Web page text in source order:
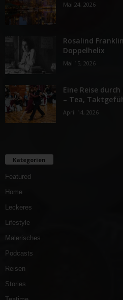
Mai 24, 2026
Rosalind
Doppelhelix
Mai 15, 2026
Eine Reise
– Tea,
April 14, 2026
Kategorien
Featured
Home
Leckeres
Lifestyle
Malerisches
Podcasts
Reisen
Stories